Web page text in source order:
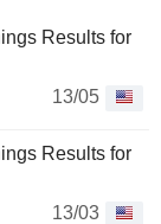
Results for
13/05
Results for
13/03